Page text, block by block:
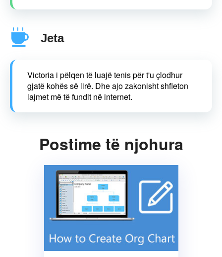
Jeta
Victoria i pëlqen të luajë tenis për t'u çlodhur
gjatë kohës së lirë. Dhe ajo zakonisht shfleton
lajmet më të fundit në internet.
Postime të njohura